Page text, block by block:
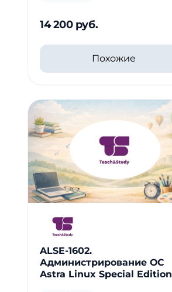
14 200 руб.
Похожие
ALSE-1602.
Администрирование ОС
Astra Linux Special Edition